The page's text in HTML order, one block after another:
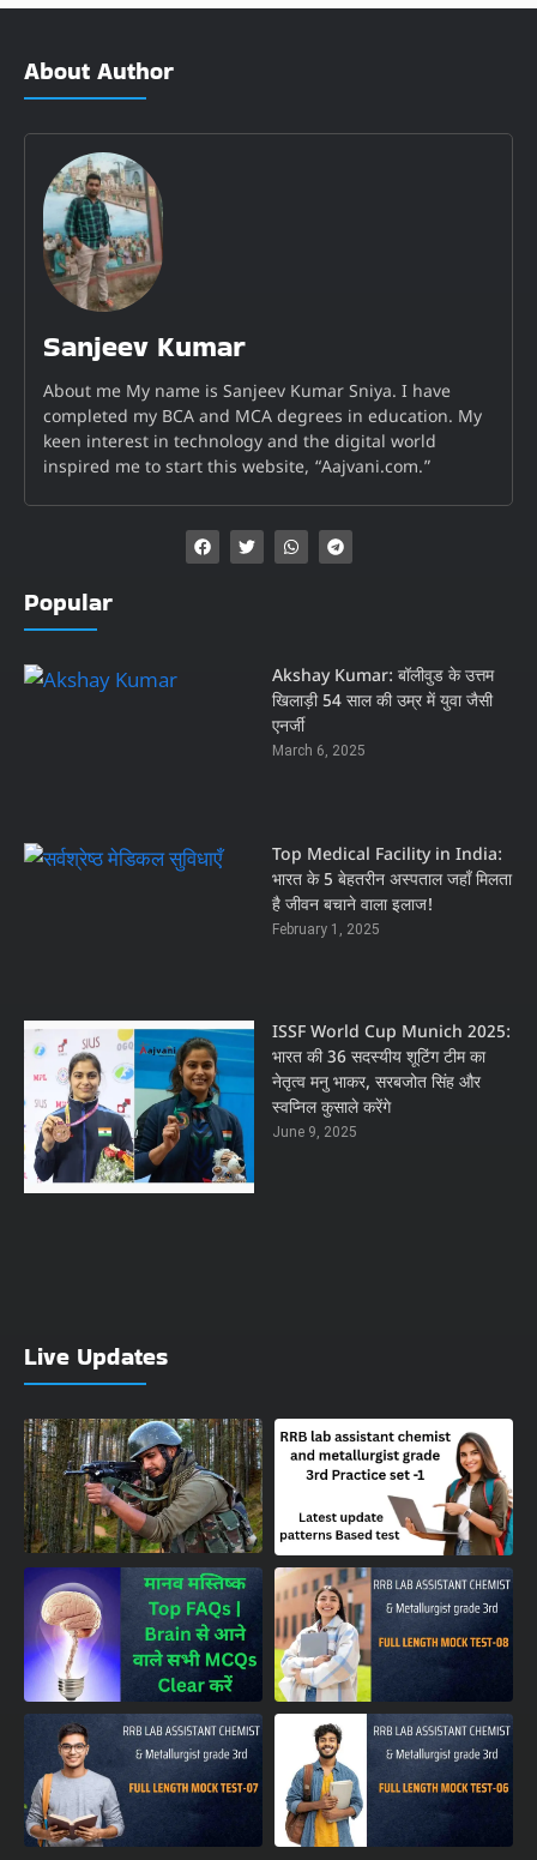
About Author
Sanjeev Kumar
About me My name is Sanjeev Kumar Sniya. I have
completed my BCA and MCA degrees in education. My
keen interest in technology and the digital world
inspired me to start this website, “Aajvani.com.”
Popular
Akshay Kumar: बॉलीवुड के उत्तम
खिलाड़ी 54 साल की उम्र में युवा जैसी
एनर्जी
March 6, 2025
Top Medical Facility in India:
भारत के 5 बेहतरीन अस्पताल जहाँ मिलता
है जीवन बचाने वाला इलाज!
February 1, 2025
ISSF World Cup Munich 2025:
भारत की 36 सदस्यीय शूटिंग टीम का
नेतृत्व मनु भाकर, सरबजोत सिंह और
स्वप्निल कुसाले करेंगे
June 9, 2025
Live Updates